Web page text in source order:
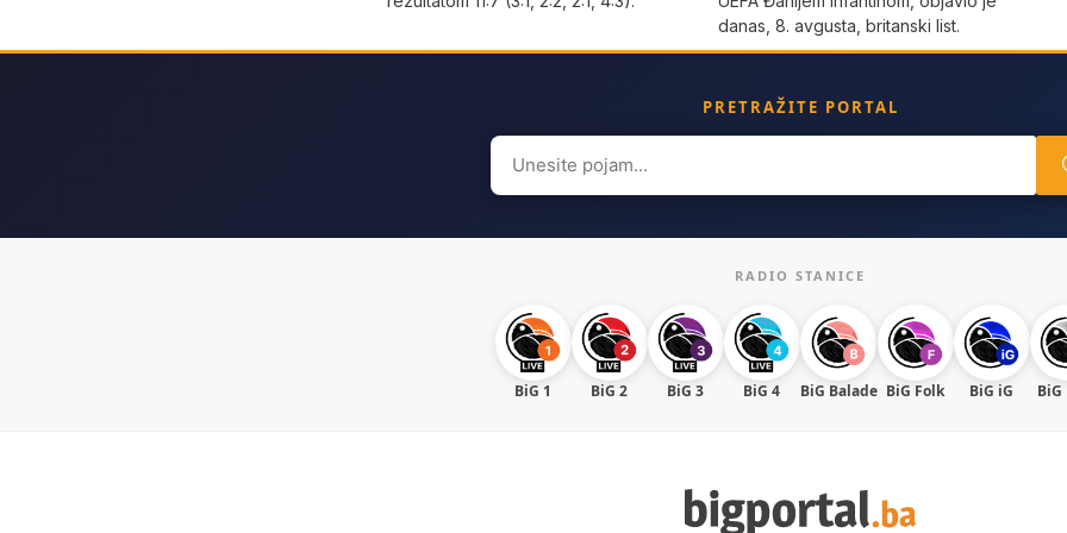
danas, 8. avgusta, britanski list.
PRETRAŽITE PORTAL
Search
for:
RADIO STANICE
BiG 1 BiG 2 BiG 3 BiG 4 BiG Balade BiG Folk BiG iG BiG